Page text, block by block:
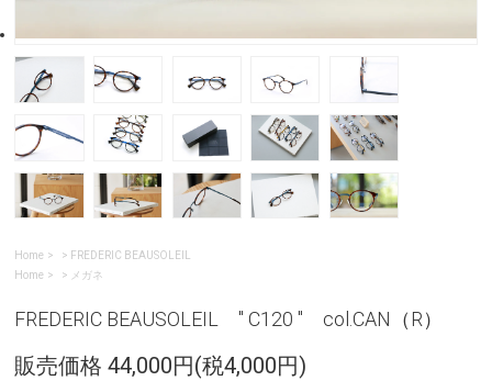
Home > FREDERIC BEAUSOLEIL
Home
> メガネ
FREDERIC BEAUSOLEIL " C120 " col.CAN（R）
販売価格 44,000円(税4,000円)